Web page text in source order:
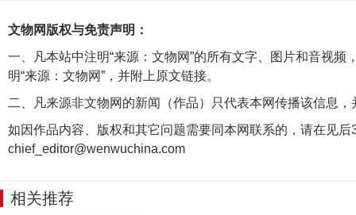
文物网版权与免责声明：
一、凡本站中注明“来源：文物网”的所有文字、图片和音视
明“来源：文物网”，并附上原文链接。
二、凡来源非文物网的新闻（作品）只代表本网传播该信息
如因作品内容、版权和其它问题需要同本网联系的，请在见后
chief_editor@wenwuchina.com
相关推荐